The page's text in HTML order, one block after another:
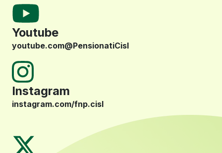
Youtube
youtube.com@PensionatiCisl
Instagram
instagram.com/fnp.cisl